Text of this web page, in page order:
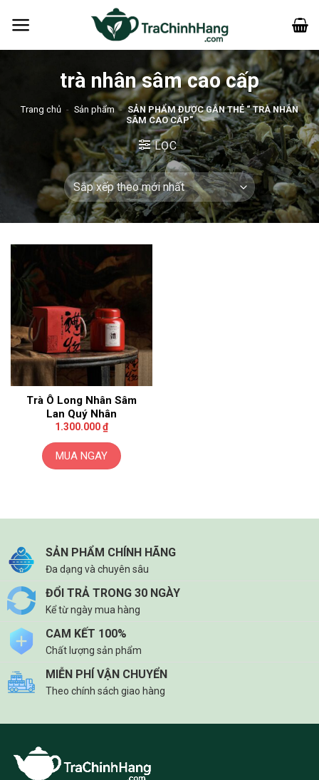
qua
trà nhân sâm cao cấp
Trang chủ - Sản phẩm - SẢN PHẨM ĐƯỢC GẮN THẺ “ TRÀ NHÂN
SÂM CAO CẤP”
LỌC
Trà Ô Long Nhân Sâm
Lan Quý Nhân
1.300.000₫
MUA NGAY
SẢN PHẨM CHÍNH HÃNG
Đa dạng và chuyên sâu
ĐỔI TRẢ TRONG 30 NGÀY
Kể từ ngày mua hàng
CAM KẾT 100%
Chất lượng sản phẩm
MIỄN PHÍ VẬN CHUYỂN
Theo chính sách giao hàng